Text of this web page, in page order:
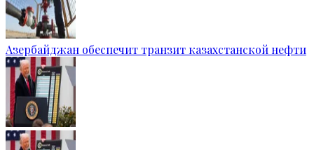
Азербайджан обеспечит транзит казахстанской нефти